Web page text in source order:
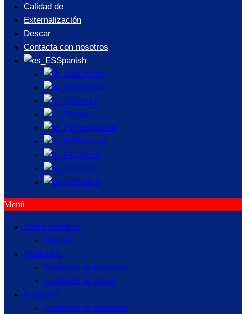
Calidad de
Externalización
Descar
Contacta con nosotros
Spanish
English
German
French
Italian
Portuguese
Russian
Turkish
Dutch
Czech
Menú
Sobre nosotros
Noticias
Productos
Fundición de precisión
Fundición de arena
Fundición
Fundición de precisión